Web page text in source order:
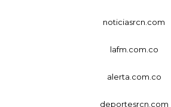
noticiasrcn.com
lafm.com.co
alerta.com.co
deportesrcn.com